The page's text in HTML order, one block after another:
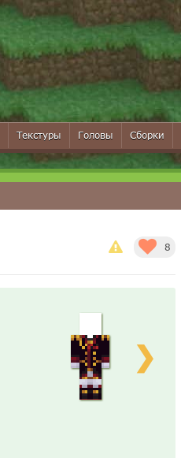
Текстуры Головы Сборки
8
❯